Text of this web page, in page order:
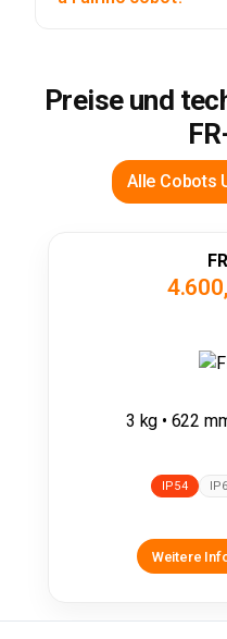
Preise und
Alle Cobots
3 kg • 622
IP54
Weitere